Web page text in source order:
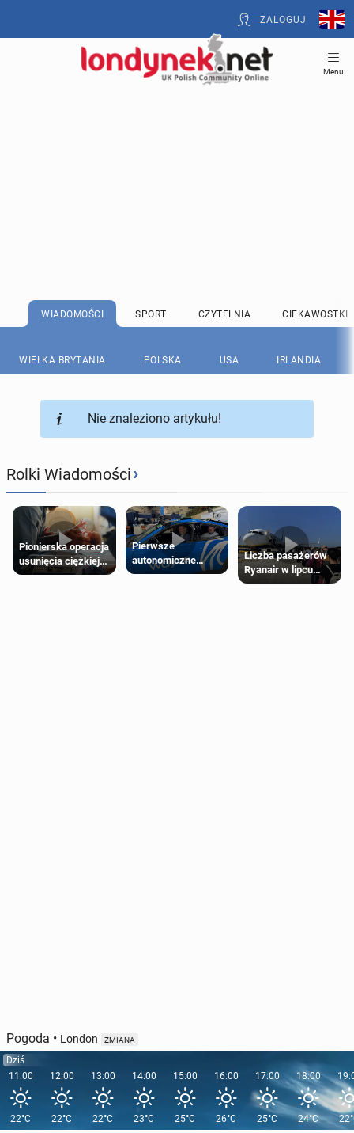
ZALOGUJ
Menu
WIADOMOŚCI SPORT CZYTELNIA CIEKAWOSTKI
WIELKA BRYTANIA POLSKA USA IRLANDIA
Nie znaleziono artykułu!
Rolki Wiadomości›
Pionierska operacja
usunięcia ciężkiej
wady wrodzonej
Pierwsze
autonomiczne
Ubery pojawią się
Liczba pasażerów
Ryanair w lipcu
pobiła rekord
Pogoda • London ZMIANA
Dziś
11:00
22°C
12:00
22°C
13:00
22°C
14:00
23°C
15:00
25°C
16:00
26°C
17:00
25°C
18:00
24°C